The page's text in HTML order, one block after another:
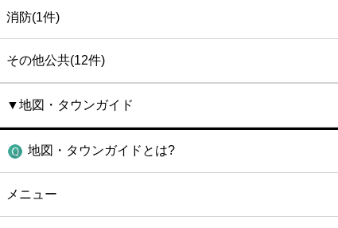
消防(1件)
その他公共(12件)
▼地図・タウンガイド
地図・タウンガイドとは?
メニュー